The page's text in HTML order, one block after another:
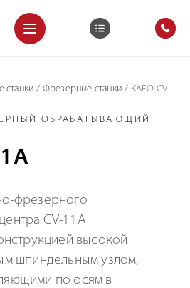
станки / Фрезерные станки / KAFO CV
ОБРАБАТЫВАЮЩИЙ
фрезерного
СV-11A
высокой
шпиндельным узлом,
по осям в